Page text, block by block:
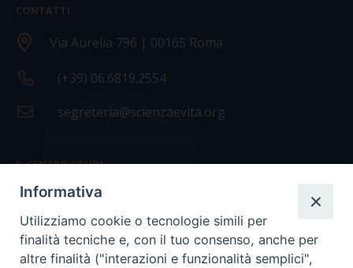
CONTATTI
Via Aurelia 796 | 00165 Roma
(+39) 06.6819.2554
segreteria@scienzaevita.org
IL CENTRO STUDI
La nostra storia
Statuto
Presidenza e ufficio presidenza
Informativa
Utilizziamo cookie o tecnologie simili per
finalità tecniche e, con il tuo consenso, anche per
altre finalità ("interazioni e funzionalità semplici",